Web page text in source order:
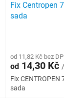
Fix Centropen
sada
od 11,82 Kč bez
od 14,30 Kč
Fix
sada